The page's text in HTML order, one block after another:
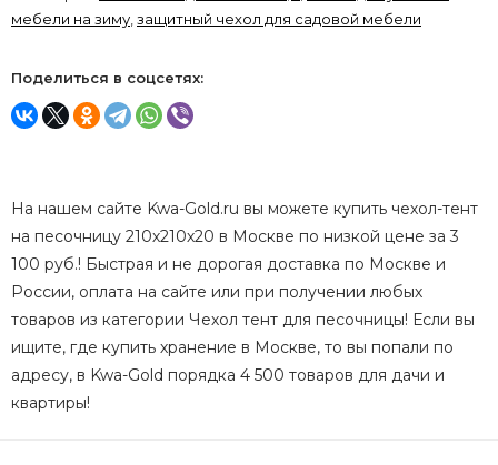
мебели на зиму защитный чехол для садовой мебели
Поделиться в соцсетях:
На нашем сайте Kwa-Gold.ru вы можете купить чехол-тент
на песочницу 210х210х20 в Москве по низкой цене за 3
100 руб.! Быстрая и не дорогая доставка по Москве и
России, оплата на сайте или при получении любых
товаров из категории Чехол тент для песочницы! Если вы
ищите, где купить хранение в Москве, то вы попали по
адресу, в Kwa-Gold порядка 4 500 товаров для дачи и
квартиры!